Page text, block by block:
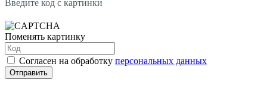
Введите код с картинки
Поменять картинку
Согласен на обработку персональных данных
Отправить